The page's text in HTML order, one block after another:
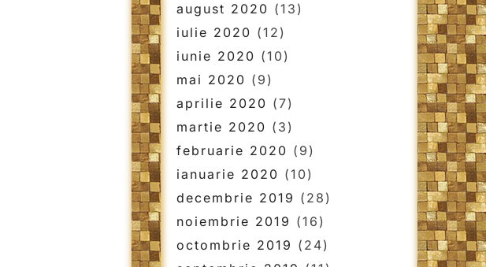
august 2020 (13)
iulie 2020 (12)
iunie 2020 (10)
mai 2020 (9)
aprilie 2020 (7)
martie 2020 (3)
februarie 2020 (9)
ianuarie 2020 (10)
decembrie 2019 (28)
noiembrie 2019 (16)
octombrie 2019 (24)